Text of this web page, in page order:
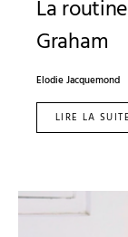
La
Graham
Elodie Jacquemond
LIRE LA SUITE